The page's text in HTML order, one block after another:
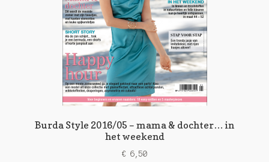
Burda Style 2016/05 – mama & dochter… in
het weekend
€ 6,50